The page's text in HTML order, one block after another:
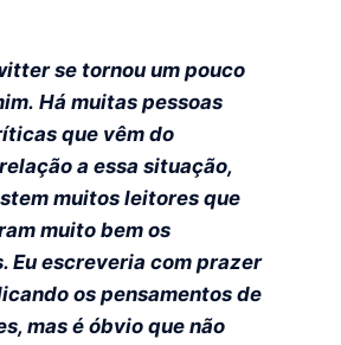
se tornou um pouco
Há muitas pessoas
que vêm do
a essa situação,
muitos leitores que
muito bem os
Eu escreveria com prazer
os pensamentos de
mas é óbvio que não